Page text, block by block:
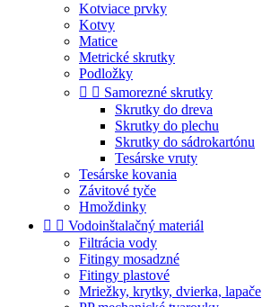
Kotviace prvky
Kotvy
Matice
Metrické skrutky
Podložky
  Samorezné skrutky
Skrutky do dreva
Skrutky do plechu
Skrutky do sádrokartónu
Tesárske vruty
Tesárske kovania
Závitové tyče
Hmoždinky
  Vodoinštalačný materiál
Filtrácia vody
Fitingy mosadzné
Fitingy plastové
Mriežky, krytky, dvierka, lapače